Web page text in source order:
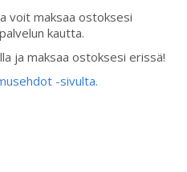
voit maksaa ostoksesi
kautta.
ja maksaa ostoksesi erissä!
-sivulta.